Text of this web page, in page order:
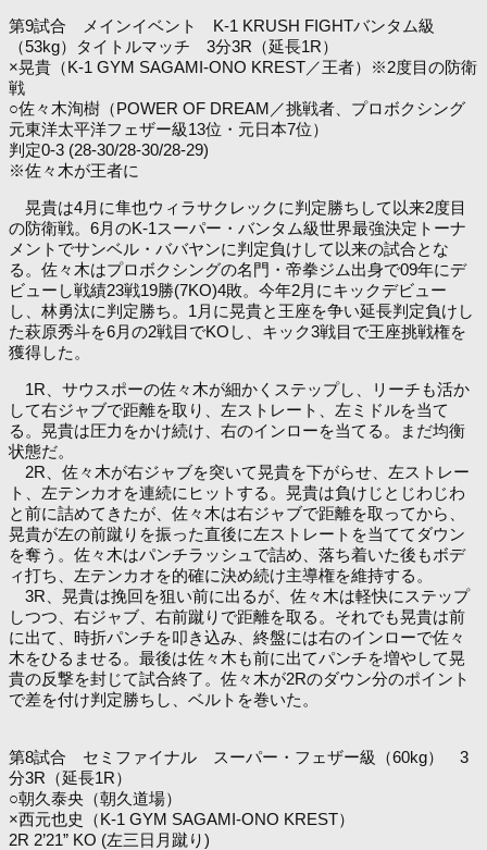
第9試合 メインイベント K-1 KRUSH FIGHTバンタム級
（53kg）タイトルマッチ 3分3R（延長1R）
×晃貴（K-1 GYM SAGAMI-ONO KREST／王者）※2度目の防衛
戦
○佐々木洵樹（POWER OF DREAM／挑戦者、プロボクシング
元東洋太平洋フェザー級13位・元日本7位）
判定0-3 (28-30/28-30/28-29)
※佐々木が王者に
晃貴は4月に隼也ウィラサクレックに判定勝ちして以来2度目
の防衛戦。6月のK-1スーパー・バンタム級世界最強決定トーナ
メントでサンベル・ババヤンに判定負けして以来の試合とな
る。佐々木はプロボクシングの名門・帝拳ジム出身で09年にデ
ビューし戦績23戦19勝(7KO)4敗。今年2月にキックデビュー
し、林勇汰に判定勝ち。1月に晃貴と王座を争い延長判定負けし
た萩原秀斗を6月の2戦目でKOし、キック3戦目で王座挑戦権を
獲得した。
1R、サウスポーの佐々木が細かくステップし、リーチも活か
して右ジャブで距離を取り、左ストレート、左ミドルを当て
る。晃貴は圧力をかけ続け、右のインローを当てる。まだ均衡
状態だ。
2R、佐々木が右ジャブを突いて晃貴を下がらせ、左ストレー
ト、左テンカオを連続にヒットする。晃貴は負けじとじわじわ
と前に詰めてきたが、佐々木は右ジャブで距離を取ってから、
晃貴が左の前蹴りを振った直後に左ストレートを当ててダウン
を奪う。佐々木はパンチラッシュで詰め、落ち着いた後もボデ
ィ打ち、左テンカオを的確に決め続け主導権を維持する。
3R、晃貴は挽回を狙い前に出るが、佐々木は軽快にステップ
しつつ、右ジャブ、右前蹴りで距離を取る。それでも晃貴は前
に出て、時折パンチを叩き込み、終盤には右のインローで佐々
木をひるませる。最後は佐々木も前に出てパンチを増やして晃
貴の反撃を封じて試合終了。佐々木が2Rのダウン分のポイント
で差を付け判定勝ちし、ベルトを巻いた。
第8試合 セミファイナル スーパー・フェザー級（60kg） 3
分3R（延長1R）
○朝久泰央（朝久道場）
×西元也史（K-1 GYM SAGAMI-ONO KREST）
2R 2’21” KO (左三日月蹴り)